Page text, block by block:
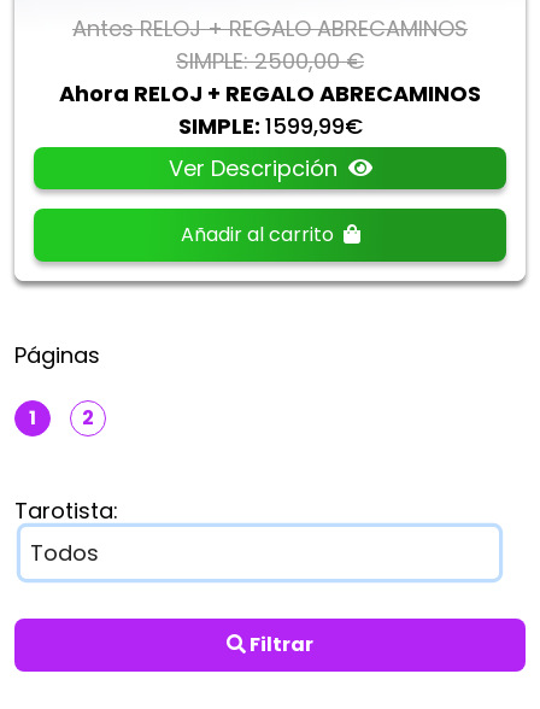
Antes RELOJ + REGALO ABRECAMINOS
SIMPLE: 2500,00 €
Ahora RELOJ + REGALO ABRECAMINOS
SIMPLE: 1599,99€
Ver Descripción
Añadir al carrito
Páginas
1 2
Tarotista:
Filtrar